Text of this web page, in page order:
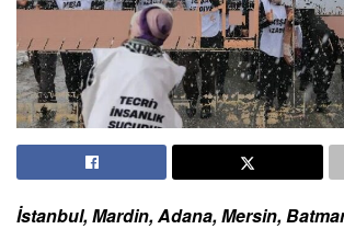
İstanbul, Mardin, Adana, Mersin,